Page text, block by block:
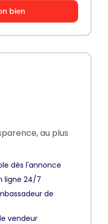
bien
au plus
dès l'annonce
ligne 24/7
de
vendeur